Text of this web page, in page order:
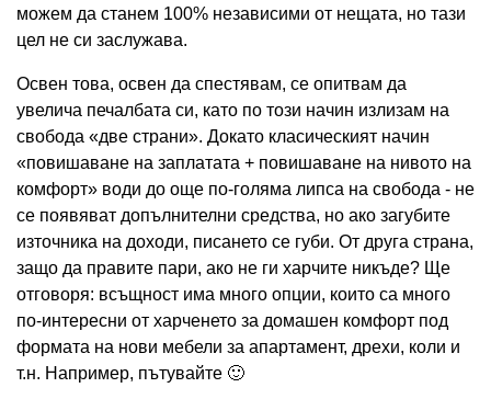
можем да станем 100% независими от нещата, но тази
цел не си заслужава.
Освен това, освен да спестявам, се опитвам да
увелича печалбата си, като по този начин излизам на
свобода «две страни». Докато класическият начин
«повишаване на заплатата + повишаване на нивото на
комфорт» води до още по-голяма липса на свобода - не
се появяват допълнителни средства, но ако загубите
източника на доходи, писането се губи. От друга страна,
защо да правите пари, ако не ги харчите никъде? Ще
отговоря: всъщност има много опции, които са много
по-интересни от харченето за домашен комфорт под
формата на нови мебели за апартамент, дрехи, коли и
т.н. Например, пътувайте 🙂